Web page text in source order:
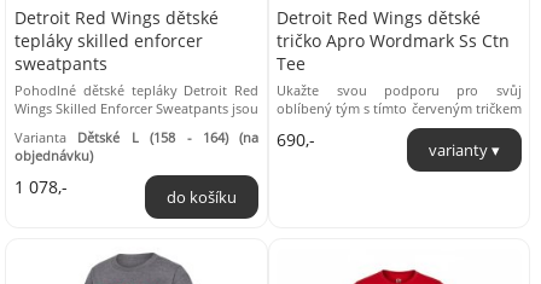
Detroit Red Wings dětské
tepláky skilled enforcer
sweatpants
Pohodlné dětské tepláky Detroit Red
Wings Skilled Enforcer Sweatpants jsou
ušité z kvalitního měkkého materiálu.
...
Varianta Dětské L (158 - 164) (na
objednávku)
1 078,-
Detroit Red Wings dětské
tričko Apro Wordmark Ss Ctn
Tee
Ukažte svou podporu pro svůj
oblíbený tým s tímto červeným tričkem
Detroit Red Wings. Toto tričko,
vyrobené z ...
690,-